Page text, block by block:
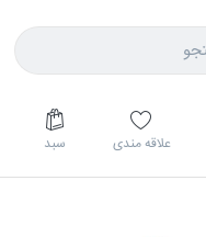
علاقه مندی سبد